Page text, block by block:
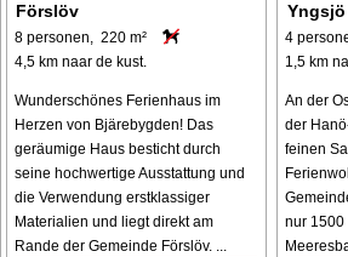
Förslöv
8 personen, 220 m²
4,5 km naar de kust.
Wunderschönes Ferienhaus im
Herzen von Bjärebygden! Das
geräumige Haus besticht durch
seine hochwertige Ausstattung und
die Verwendung erstklassiger
Materialien und liegt direkt am
Rande der Gemeinde Förslöv. ...
Yngsjö
4
1,5 km
An der
der
feinen
nur 1500